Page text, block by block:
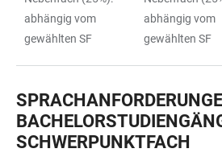
abhängig vom
gewählten SF
abhängig vom
gewählten SF
SCHWERPUNKTFACH